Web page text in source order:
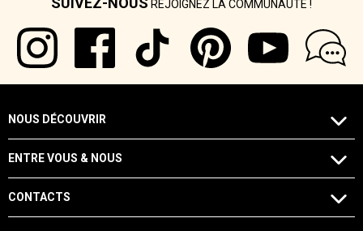
REJOIGNEZ LA COMMUNAUTÉ !
NOUS DÉCOUVRIR
ENTRE VOUS & NOUS
CONTACTS